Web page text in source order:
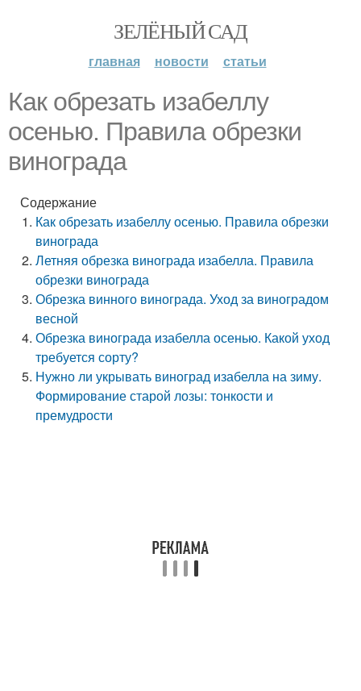
ЗЕЛЁНЫЙ САД
главная новости статьи
Как обрезать изабеллу
осенью. Правила обрезки
винограда
Содержание
Как обрезать изабеллу осенью. Правила обрезки
винограда
Летняя обрезка винограда изабелла. Правила
обрезки винограда
Обрезка винного винограда. Уход за виноградом
весной
Обрезка винограда изабелла осенью. Какой уход
требуется сорту?
Нужно ли укрывать виноград изабелла на зиму.
Формирование старой лозы: тонкости и
премудрости